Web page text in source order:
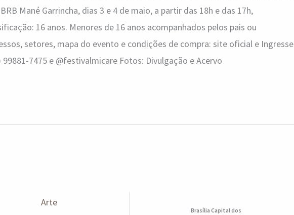
Mané Garrincha, dias 3 e 4 de maio, a partir das 18h e das 17h,
16 anos. Menores de 16 anos acompanhados pelos pais ou
setores, mapa do evento e condições de compra: site oficial e Ingresse
7475 e @festivalmicare Fotos: Divulgação e Acervo
Arte
Brasília Capital dos